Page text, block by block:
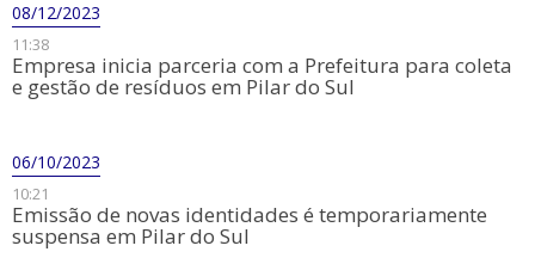
08/12/2023
11:38
Empresa inicia parceria com a Prefeitura para coleta
e gestão de resíduos em Pilar do Sul
06/10/2023
10:21
Emissão de novas identidades é temporariamente
suspensa em Pilar do Sul